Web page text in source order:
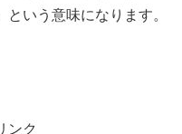
いう意味になります。
ンク